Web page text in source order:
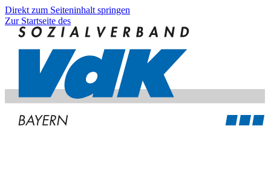
Direkt zum Seiteninhalt springen
Zur Startseite des